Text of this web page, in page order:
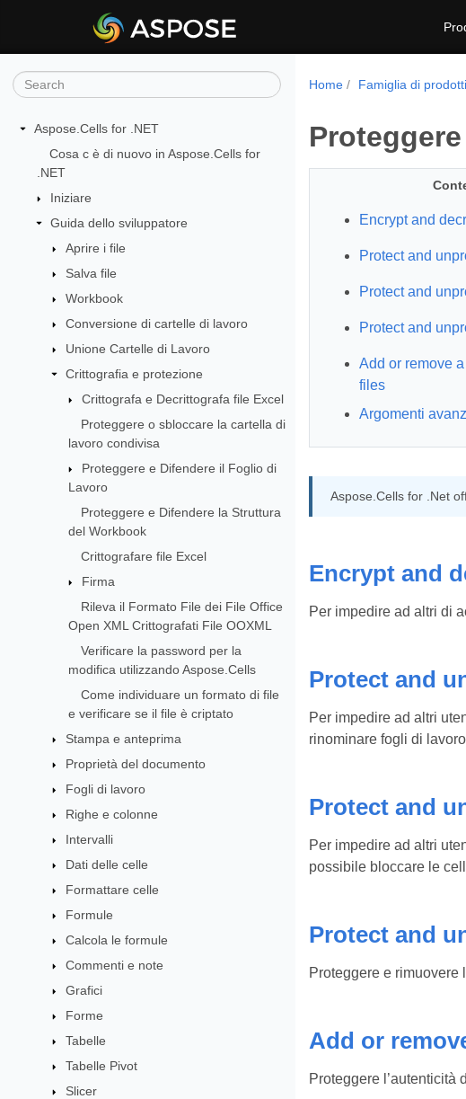
Aspose.Cells for .NET
Cosa c è di nuovo in Aspose.Cells for
.NET
Iniziare
Guida dello sviluppatore
Aprire i file
Salva file
Workbook
Conversione di cartelle di lavoro
Unione Cartelle di Lavoro
Crittografia e protezione
Crittografa e Decrittografa file Excel
Proteggere o sbloccare la cartella di
lavoro condivisa
Proteggere e Difendere il Foglio di
Lavoro
Proteggere e Difendere la Struttura
del Workbook
Crittografare file Excel
Firma
Rileva il Formato File dei File Office
Open XML Crittografati File OOXML
Verificare la password per la
modifica utilizzando Aspose.Cells
Come individuare un formato di file
e verificare se il file è criptato
Stampa e anteprima
Proprietà del documento
Fogli di lavoro
Righe e colonne
Intervalli
Dati delle celle
Formattare celle
Formule
Calcola le formule
Commenti e note
Grafici
Forme
Tabelle
Tabelle Pivot
Slicer
Home Famiglia di
Encrypt and
Protect and
Protect and
Protect and
Add or remove
files
Argomenti
Aspose.Cells for .Net
Encrypt and
Per impedire ad altri di
Protect and
Per impedire ad altri
rinominare fogli di
Protect and
Per impedire ad altri
possibile bloccare le
Protect and
Proteggere e
Add or
Proteggere